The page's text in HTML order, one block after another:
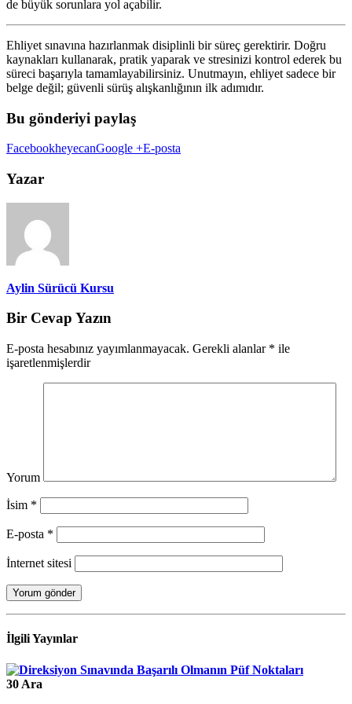
de büyük sorunlara yol açabilir.
Ehliyet sınavına hazırlanmak disiplinli bir süreç gerektirir. Doğru
kaynakları kullanarak, pratik yaparak ve stresinizi kontrol ederek bu
süreci başarıyla tamamlayabilirsiniz. Unutmayın, ehliyet sadece bir
belge değil; güvenli sürüş alışkanlığının ilk adımıdır.
Bu gönderiyi paylaş
FacebookheyecanGoogle +E-posta
Yazar
Aylin Sürücü Kursu
Bir Cevap Yazın
E-posta hesabınız yayımlanmayacak. Gerekli alanlar * ile
işaretlenmişlerdir
Yorum
İsim *
E-posta *
İnternet sitesi
İlgiliYayınlar
30 Ara